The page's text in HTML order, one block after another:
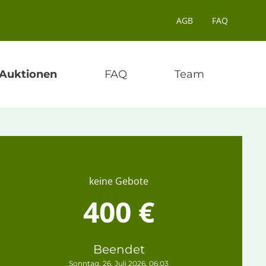
AGB FAQ
FAQ Team
keine Gebote
400 €
Beendet
Sonntag, 26. Juli 2026, 06:03